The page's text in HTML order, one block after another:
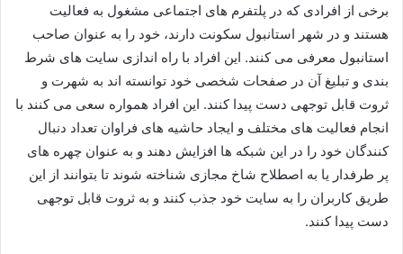
برخی از افرادی که در پلتفرم های اجتماعی مشغول به فعالیت
هستند و در شهر استانبول سکونت دارند، خود را به عنوان صاحب
استانبول معرفی می کنند. این افراد با راه اندازی سایت های شرط
بندی و تبلیغ آن در صفحات شخصی خود توانسته اند به شهرت و
ثروت قابل توجهی دست پیدا کنند. این افراد همواره سعی می کنند با
انجام فعالیت های مختلف و ایجاد حاشیه های فراوان تعداد دنبال
کنندگان خود را در این شبکه ها افزایش دهند و به عنوان چهره های
پر طرفدار یا به اصطلاح شاخ مجازی شناخته شوند تا بتوانند از این
طریق کاربران را به سایت خود جذب کنند و به ثروت قابل توجهی
دست پیدا کنند.